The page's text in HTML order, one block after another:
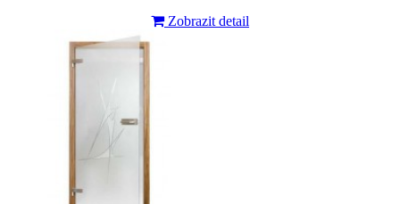
Zobrazit detail